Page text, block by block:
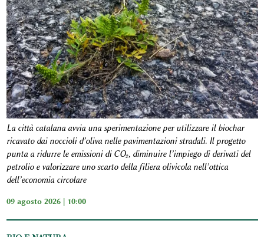
La città catalana avvia una sperimentazione per utilizzare il biochar
ricavato dai noccioli d’oliva nelle pavimentazioni stradali. Il progetto
punta a ridurre le emissioni di CO₂, diminuire l’impiego di derivati del
petrolio e valorizzare uno scarto della filiera olivicola nell’ottica
dell’economia circolare
09 agosto 2026 | 10:00